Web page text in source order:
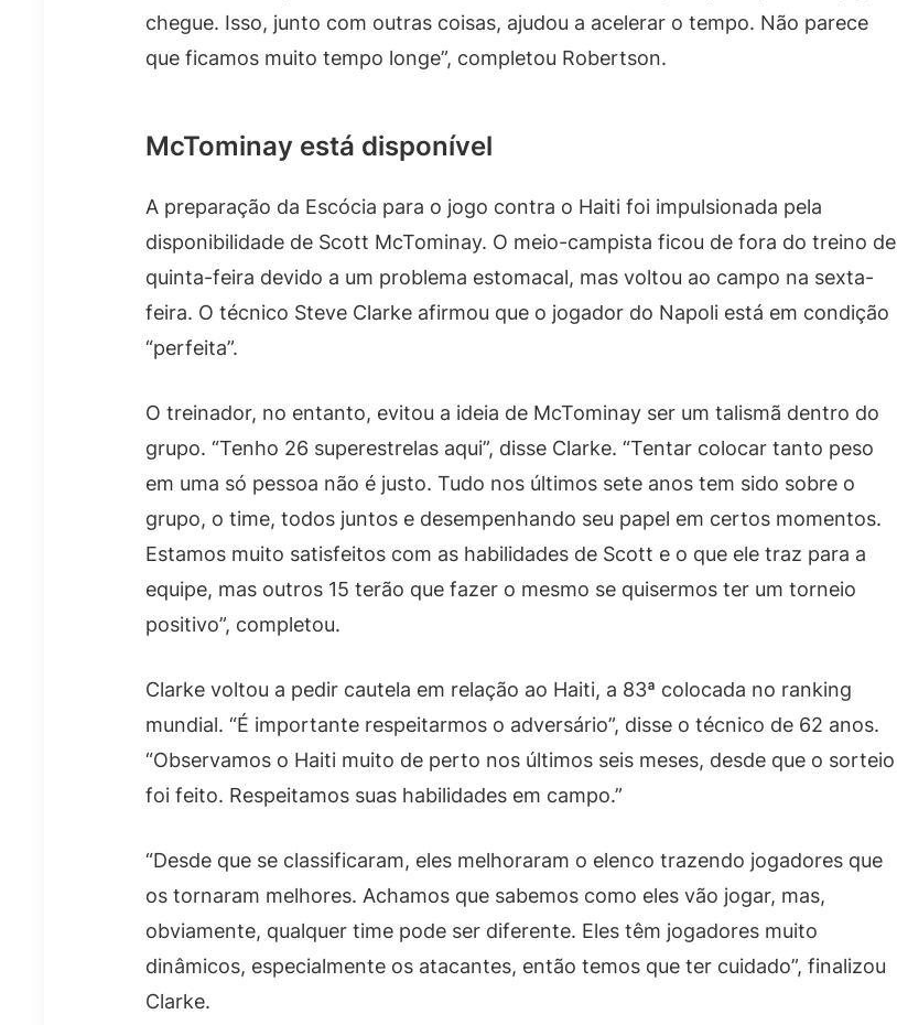
chegue. Isso, junto com outras coisas, ajudou a acelerar o tempo. Não parece
que ficamos muito tempo longe”, completou Robertson.
McTominay está disponível
A preparação da Escócia para o jogo contra o Haiti foi impulsionada pela
disponibilidade de Scott McTominay. O meio-campista ficou de fora do treino de
quinta-feira devido a um problema estomacal, mas voltou ao campo na sexta-
feira. O técnico Steve Clarke afirmou que o jogador do Napoli está em condição
“perfeita”.
O treinador, no entanto, evitou a ideia de McTominay ser um talismã dentro do
grupo. “Tenho 26 superestrelas aqui”, disse Clarke. “Tentar colocar tanto peso
em uma só pessoa não é justo. Tudo nos últimos sete anos tem sido sobre o
grupo, o time, todos juntos e desempenhando seu papel em certos momentos.
Estamos muito satisfeitos com as habilidades de Scott e o que ele traz para a
equipe, mas outros 15 terão que fazer o mesmo se quisermos ter um torneio
positivo”, completou.
Clarke voltou a pedir cautela em relação ao Haiti, a 83ª colocada no ranking
mundial. “É importante respeitarmos o adversário”, disse o técnico de 62 anos.
“Observamos o Haiti muito de perto nos últimos seis meses, desde que o sorteio
foi feito. Respeitamos suas habilidades em campo.”
“Desde que se classificaram, eles melhoraram o elenco trazendo jogadores que
os tornaram melhores. Achamos que sabemos como eles vão jogar, mas,
obviamente, qualquer time pode ser diferente. Eles têm jogadores muito
dinâmicos, especialmente os atacantes, então temos que ter cuidado”, finalizou
Clarke.